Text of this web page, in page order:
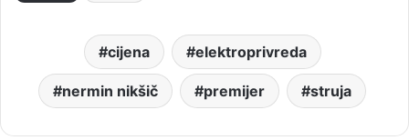
cijena elektroprivreda
nermin nikšič premijer struja